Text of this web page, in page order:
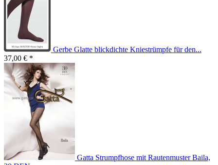
Gerbe Glatte blickdichte Kniestrümpfe für den...
37,00 € *
Gatta Strumpfhose mit Rautenmuster Baila,